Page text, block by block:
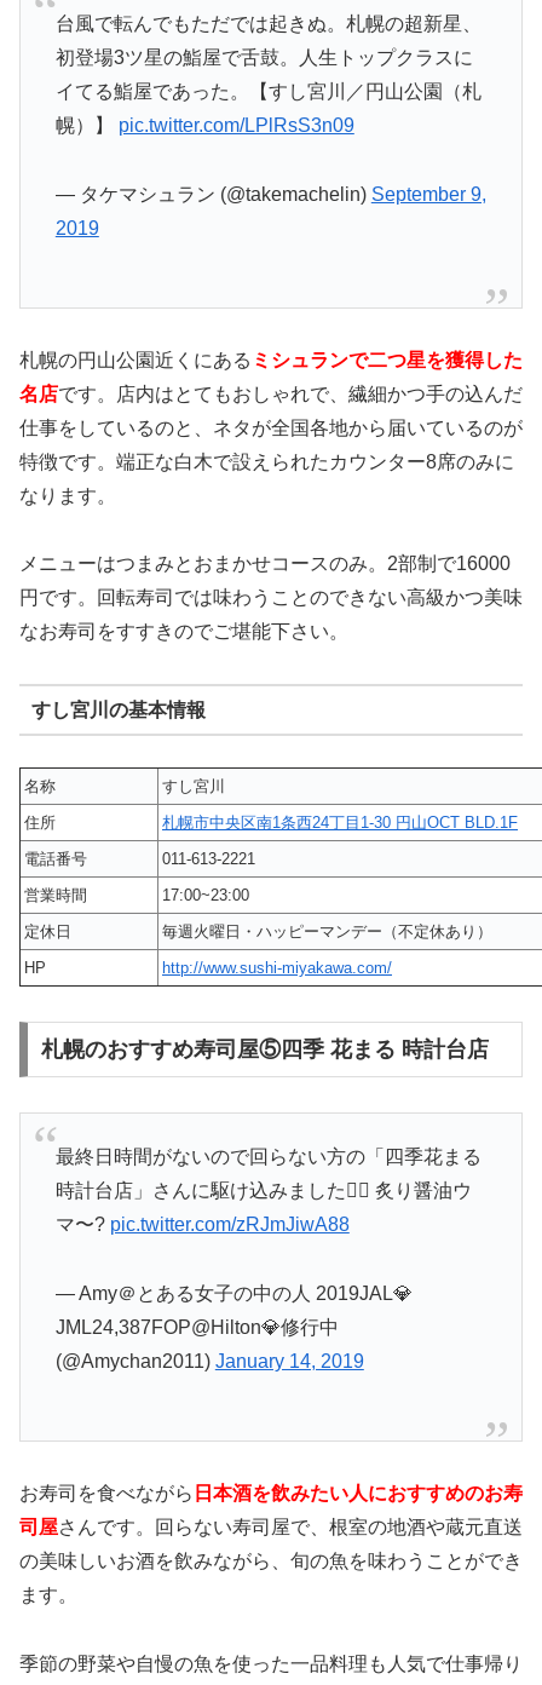
台風で転んでもただでは起きぬ。札幌の超新星、
初登場3ツ星の鮨屋で舌鼓。人生トップクラスに
イてる鮨屋であった。【すし宮川／円山公園（札
幌）】 pic.twitter.com/LPlRsS3n09
— タケマシュラン (@takemachelin) September 9,
2019
札幌の円山公園近くにある ミシュランで二つ星を獲得した
名店です。店内はとてもおしゃれで、繊細かつ手の込んだ
仕事をしているのと、ネタが全国各地から届いているのが
特徴です。端正な白木で設えられたカウンター8席のみに
なります。
メニューはつまみとおまかせコースのみ。2部制で16000
円です。回転寿司では味わうことのできない高級かつ美味
なお寿司をすすきのでご堪能下さい。
すし宮川の基本情報
名称
すし宮川
住所
札幌市中央区南1条西24丁目1-30 円山OCT BLD.1F
電話番号
011-613-2221
営業時間
17:00~23:00
定休日
毎週火曜日・ハッピーマンデー（不定休あり）
HP
http://www.sushi-miyakawa.com/
札幌のおすすめ寿司屋⑤四季 花まる 時計台店
最終日時間がないので回らない方の「四季花まる
時計台店」さんに駆け込みました🏃‍♀️ 炙り醤油ウ
マ〜? pic.twitter.com/zRJmJiwA88
— Amy＠とある女子の中の人 2019JAL💎
JML24,387FOP@Hilton💎修行中
(@Amychan2011) January 14, 2019
お寿司を食べながら 日本酒を飲みたい人におすすめのお寿
司屋さんです。回らない寿司屋で、根室の地酒や蔵元直送
の美味しいお酒を飲みながら、旬の魚を味わうことができ
ます。
季節の野菜や自慢の魚を使った一品料理も人気で仕事帰り